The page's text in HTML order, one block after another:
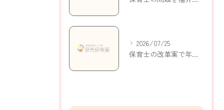
2026/07/25
保育士の改革案で年収アップと働きやすさを実現する新制度の活用ポイント